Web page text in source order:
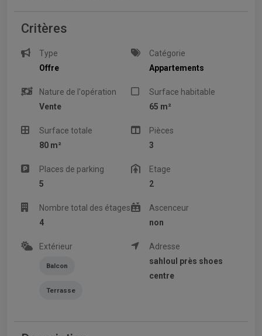
Critères
Type
Offre
Catégorie
Appartements
Nature de l'opération
Vente
Surface habitable
65 m²
Surface totale
80 m²
Pièces
3
Places de parking
5
Etage
2
Nombre total des étages
4
Ascenceur
non
Extérieur
Balcon
Terrasse
Adresse
sahloul près shoes
centre